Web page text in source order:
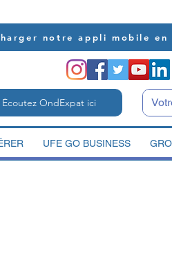
notre appli mobile en
Écoutez OndExpat ici
UFE GO BUSINESS